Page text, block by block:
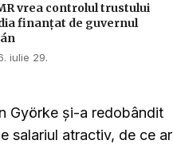
vrea controlul trustului
finanțat de guvernul
iulie 29.
Györke și-a redobândit
salariul atractiv, de ce ar